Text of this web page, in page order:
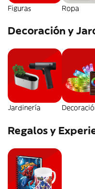
Figuras Ropa
Decoración y
Jardinería
Regalos y